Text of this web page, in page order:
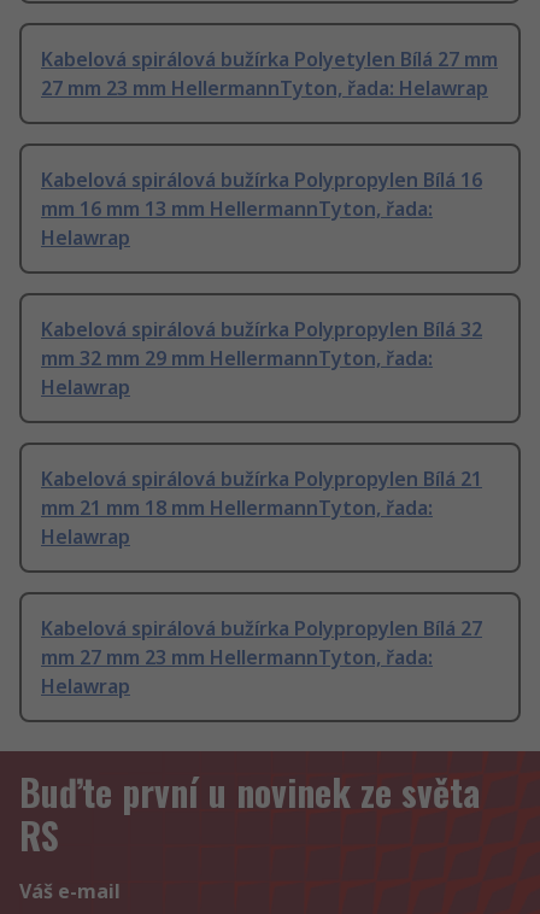
Kabelová spirálová bužírka Polyetylen Bílá 27 mm
27 mm 23 mm HellermannTyton, řada: Helawrap
Kabelová spirálová bužírka Polypropylen Bílá 16
mm 16 mm 13 mm HellermannTyton, řada:
Helawrap
Kabelová spirálová bužírka Polypropylen Bílá 32
mm 32 mm 29 mm HellermannTyton, řada:
Helawrap
Kabelová spirálová bužírka Polypropylen Bílá 21
mm 21 mm 18 mm HellermannTyton, řada:
Helawrap
Kabelová spirálová bužírka Polypropylen Bílá 27
mm 27 mm 23 mm HellermannTyton, řada:
Helawrap
Buďte první u novinek ze světa
RS
Váš e-mail